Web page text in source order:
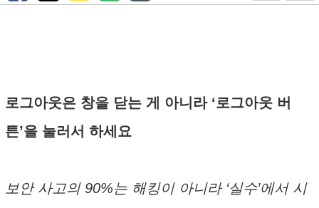
로그아웃은 창을 닫는 게 아니라 ‘로그아웃 버
튼’을 눌러서 하세요
보안 사고의 90%는 해킹이 아니라 ‘실수’에서 시